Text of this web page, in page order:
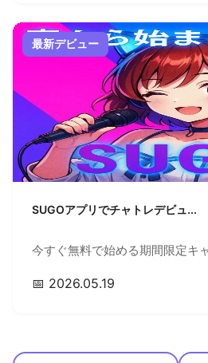
最新デビュー
SUGOアプリでチャトレデビュ...
今すぐ無料で始める期間限定キ
📅 2026.05.19